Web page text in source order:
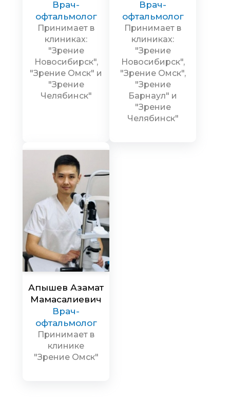
Врач-
офтальмолог
Принимает в
клиниках:
"Зрение
Новосибирск",
"Зрение Омск" и
"Зрение
Челябинск"
Врач-
офтальмолог
Принимает в
клиниках:
"Зрение
Новосибирск",
"Зрение Омск",
"Зрение
Барнаул" и
"Зрение
Челябинск"
Апышев Азамат
Мамасалиевич
Врач-
офтальмолог
Принимает в
клинике
"Зрение Омск"